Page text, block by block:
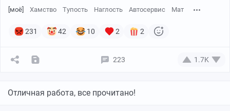
никаких дел иметь не желаю, и ребятам не советовал.
обычно, нашли такой же Прадо, отфоткали
получилось. Завели, сняли с подъёмника и пригласили
чучмеков.
Только зайдя в бокс абреки начали махать крыльями
[моё] Хамство Тупость Наглость Автосервис Мат
231 42 10 2 2
223 1.7K
Отличная работа, все прочитано!